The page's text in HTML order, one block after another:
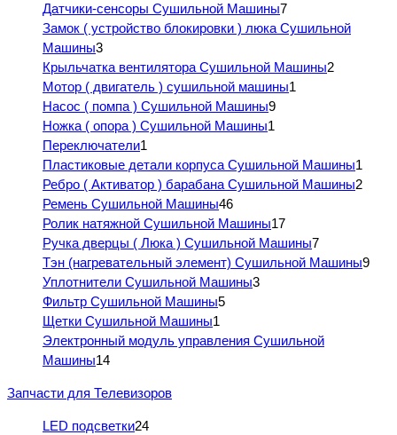
Датчики-сенсоры Сушильной Машины7
Замок ( устройство блокировки ) люка Сушильной
Машины3
Крыльчатка вентилятора Сушильной Машины2
Мотор ( двигатель ) сушильной машины1
Насос ( помпа ) Сушильной Машины9
Ножка ( опора ) Сушильной Машины1
Переключатели1
Пластиковые детали корпуса Сушильной Машины1
Ребро ( Активатор ) барабана Сушильной Машины2
Ремень Сушильной Машины46
Ролик натяжной Сушильной Машины17
Ручка дверцы ( Люка ) Сушильной Машины7
Тэн (нагревательный элемент) Сушильной Машины9
Уплотнители Сушильной Машины3
Фильтр Сушильной Машины5
Щетки Сушильной Машины1
Электронный модуль управления Сушильной
Машины14
Запчасти для Телевизоров
LED подсветки24